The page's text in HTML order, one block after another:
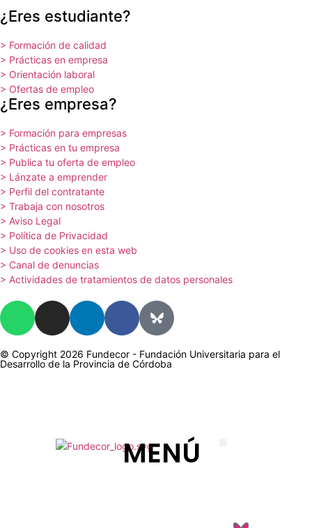
¿Eres estudiante?
> Formación de calidad
> Prácticas en empresa
> Orientación laboral
> Ofertas de empleo
¿Eres empresa?
> Formación para empresas
> Prácticas en tu empresa
> Publica tu oferta de empleo
> Lánzate a emprender
> Perfil del contratante
> Trabaja con nosotros
> Aviso Legal
> Política de Privacidad
> Uso de cookies en esta web
> Canal de denuncias
> Actividades de tratamientos de datos personales
© Copyright 2026 Fundecor - Fundación Universitaria para el
Desarrollo de la Provincia de Córdoba
MENÚ